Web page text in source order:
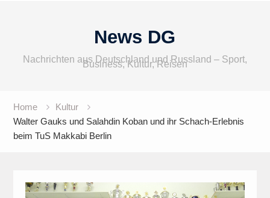
News DG
Nachrichten aus Deutschland und Russland – Sport,
Business, Kultur, Reisen
Home
Kultur
Walter Gauks und Salahdin Koban und ihr Schach-Erlebnis
beim TuS Makkabi Berlin